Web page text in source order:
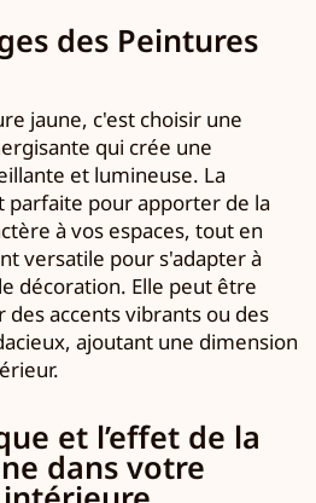
des Peintures
jaune, c'est choisir une
qui crée une
et lumineuse. La
parfaite pour apporter de la
à vos espaces, tout en
versatile pour s'adapter à
décoration. Elle peut être
accents vibrants ou des
ajoutant une dimension
et l’effet de la
dans votre